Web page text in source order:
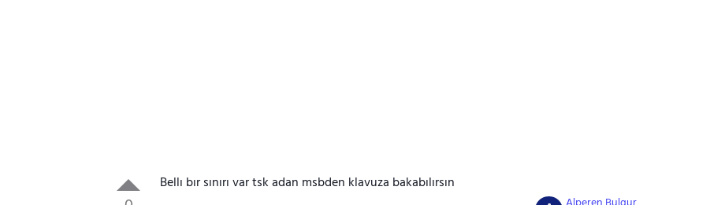
Bellı bır sınırı var tsk adan msbden klavuza bakabılırsın